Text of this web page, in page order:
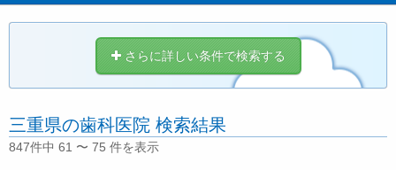
さらに詳しい条件で検索する
三重県の歯科医院 検索結果
847件中 61 〜 75 件を表示